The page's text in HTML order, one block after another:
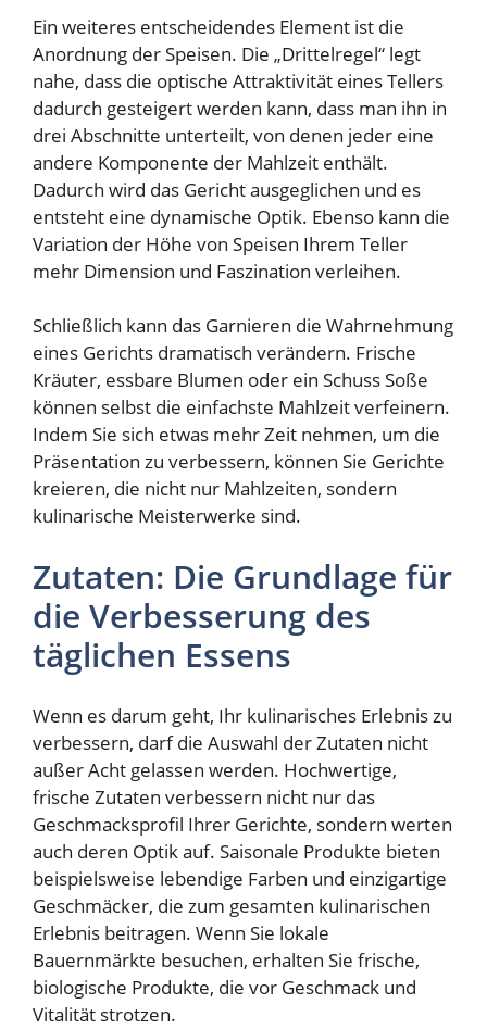
Ein weiteres entscheidendes Element ist die
Anordnung der Speisen. Die „Drittelregel“ legt
nahe, dass die optische Attraktivität eines Tellers
dadurch gesteigert werden kann, dass man ihn in
drei Abschnitte unterteilt, von denen jeder eine
andere Komponente der Mahlzeit enthält.
Dadurch wird das Gericht ausgeglichen und es
entsteht eine dynamische Optik. Ebenso kann die
Variation der Höhe von Speisen Ihrem Teller
mehr Dimension und Faszination verleihen.
Schließlich kann das Garnieren die Wahrnehmung
eines Gerichts dramatisch verändern. Frische
Kräuter, essbare Blumen oder ein Schuss Soße
können selbst die einfachste Mahlzeit verfeinern.
Indem Sie sich etwas mehr Zeit nehmen, um die
Präsentation zu verbessern, können Sie Gerichte
kreieren, die nicht nur Mahlzeiten, sondern
kulinarische Meisterwerke sind.
Zutaten: Die Grundlage für
die Verbesserung des
täglichen Essens
Wenn es darum geht, Ihr kulinarisches Erlebnis zu
verbessern, darf die Auswahl der Zutaten nicht
außer Acht gelassen werden. Hochwertige,
frische Zutaten verbessern nicht nur das
Geschmacksprofil Ihrer Gerichte, sondern werten
auch deren Optik auf. Saisonale Produkte bieten
beispielsweise lebendige Farben und einzigartige
Geschmäcker, die zum gesamten kulinarischen
Erlebnis beitragen. Wenn Sie lokale
Bauernmärkte besuchen, erhalten Sie frische,
biologische Produkte, die vor Geschmack und
Vitalität strotzen.